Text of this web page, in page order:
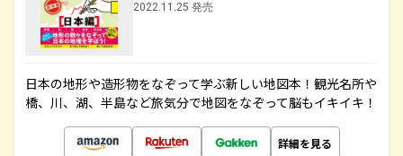
2022.11.25 発売
日本の地形や造形物をなぞって学ぶ新しい地図本！観光名所や
橋、川、湖、半島など旅気分で地図をなぞって脳もイキイキ！
詳細を見る